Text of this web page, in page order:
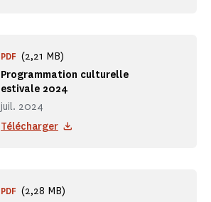
Programmation culturelle
estivale 2024
juil. 2024
PDF (2,21 MB)
Télécharger
PDF (2,28 MB)